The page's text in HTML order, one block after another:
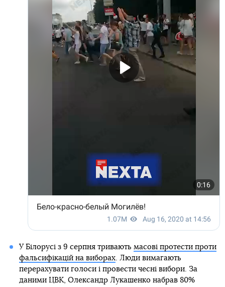
У Білорусі з 9 серпня тривають масові протести проти
фальсифікацій на виборах. Люди вимагають
перерахувати голоси і провести чесні вибори. За
даними ЦВК, Олександр Лукашенко набрав 80%